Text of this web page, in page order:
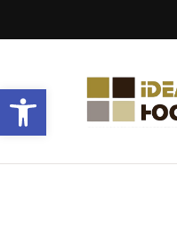
Abrir barra de herramientas